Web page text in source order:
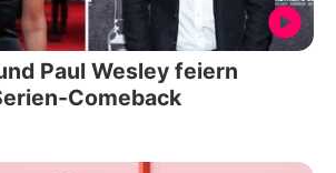
Paul Wesley feiern
Comeback